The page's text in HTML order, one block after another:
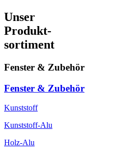
Unser
Produkt-
sortiment
Fenster & Zubehör
Fenster & Zubehör
Kunststoff
Kunststoff-Alu
Holz-Alu